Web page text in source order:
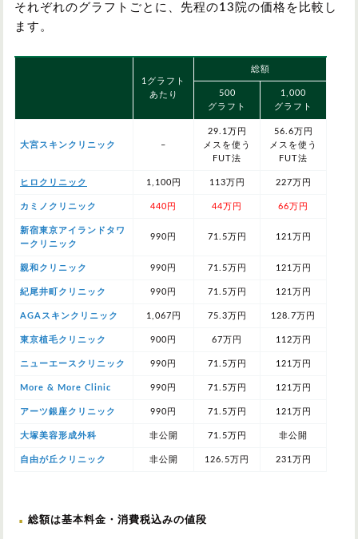
それぞれのグラフトごとに、先程の13院の価格を比較し
ます。
1グラフト
あたり
総額
500
グラフト
1,000
グラフト
大宮スキンクリニック –
29.1万円
メスを使う
FUT法
56.6万円
メスを使う
FUT法
ヒロクリニック 1,100円 113万円 227万円
カミノクリニック 440円 44万円 66万円
新宿東京アイランドタワ
ークリニック
990円 71.5万円 121万円
親和クリニック 990円 71.5万円 121万円
紀尾井町クリニック 990円 71.5万円 121万円
AGAスキンクリニック 1,067円 75.3万円 128.7万円
東京植毛クリニック 900円 67万円 112万円
ニューエースクリニック 990円 71.5万円 121万円
More & More Clinic 990円 71.5万円 121万円
アーツ銀座クリニック 990円 71.5万円 121万円
大塚美容形成外科 非公開 71.5万円 非公開
自由が丘クリニック 非公開 126.5万円 231万円
総額は基本料金・消費税込みの値段